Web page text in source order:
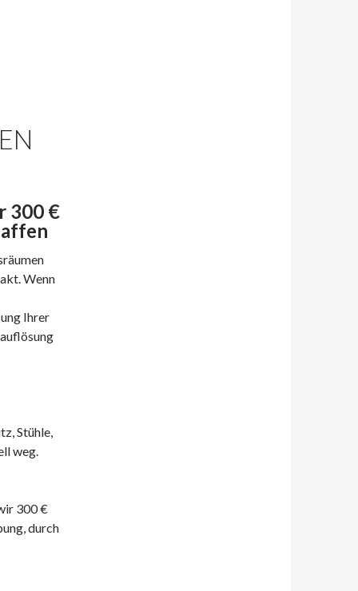
300 €
Wenn
Ihrer
Stühle,
weg.
300 €
durch